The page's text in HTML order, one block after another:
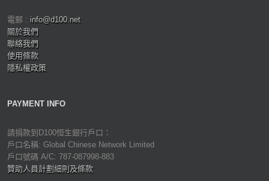
電郵 : info@d100.net
關於我們
聯絡我們
使用條款
隱私權政策
PAYMENT INFO
請捐款到D100恒生銀行戶口：
戶口名稱: Global Chinese Network Limited
戶口號碼 A/C: 787-087998-883
贊助人員計劃細則及條款